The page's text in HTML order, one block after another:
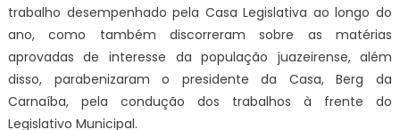
trabalho desempenhado pela Casa Legislativa ao longo do
ano, como também discorreram sobre as matérias
aprovadas de interesse da população juazeirense, além
disso, parabenizaram o presidente da Casa, Berg da
Carnaíba, pela condução dos trabalhos à frente do
Legislativo Municipal.